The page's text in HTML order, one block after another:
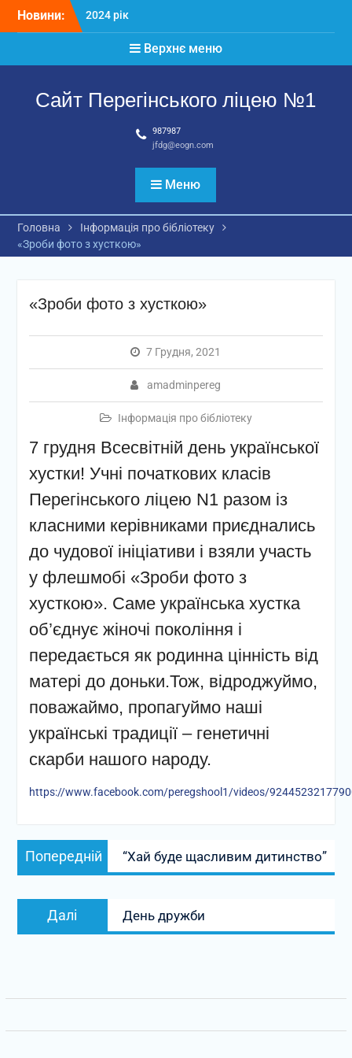
Новини:
2024 рік
Матеріали
Верхнє меню
Сайт Перегінського ліцею №1
987987
jfdg@eogn.com
Меню
Головна
Інформація про бібліотеку
«Зроби фото з хусткою»
«Зроби фото з хусткою»
7 Грудня, 2021
amadminpereg
Інформація про бібліотеку
7 грудня Всесвітній день української
хустки! Учні початкових класів
Перегінського ліцею N1 разом із
класними керівниками приєднались
до чудової ініціативи і взяли участь
у флешмобі «Зроби фото з
хусткою». Саме українська хустка
об’єднує жіночі покоління і
передається як родинна цінність від
матері до доньки.Тож, відроджуймо,
поважаймо, пропагуймо наші
українські традиції – генетичні
скарби нашого народу.
https://www.facebook.com/peregshool1/videos/
Навігація
записів
Попередній
Попередній
запис:
“Хай буде щасливим дитинство”
Далі
запис:
День дружби